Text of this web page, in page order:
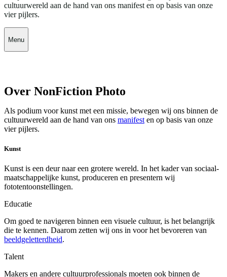
cultuurwereld aan de hand van ons manifest en op basis van onze
vier pijlers.
Menu
Over NonFiction Photo
Als podium voor kunst met een missie, bewegen wij ons binnen de
cultuurwereld aan de hand van ons manifest en op basis van onze
vier pijlers.
Kunst
Kunst is een deur naar een grotere wereld. In het kader van sociaal-
maatschappelijke kunst, produceren en presentern wij
fototentoonstellingen.
Educatie
Om goed te navigeren binnen een visuele cultuur, is het belangrijk
die te kennen. Daarom zetten wij ons in voor het bevoreren van
beeldgeletterdheid.
Talent
Makers en andere cultuurprofessionals moeten ook binnen de